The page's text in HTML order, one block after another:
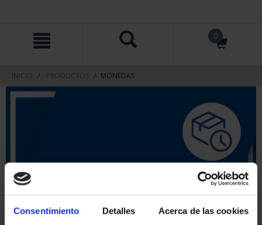
Consentimiento Detalles Acerca de las cookies
contenido
navegacin
0
INICIO PRODUCTOS MONEDAS